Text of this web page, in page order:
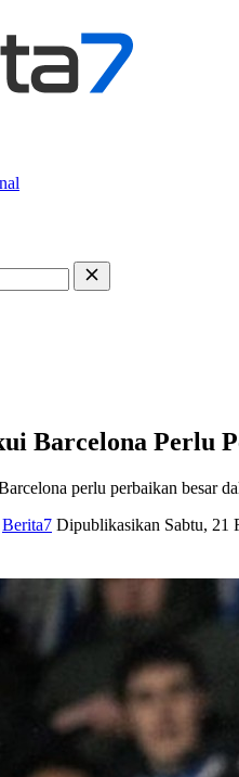
Barcelona Perlu
perlu perbaikan besar
Berita7 Dipublikasikan Sabtu, 21